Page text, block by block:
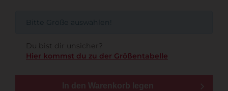
Bitte Größe auswählen!
Du bist dir unsicher?
Hier kommst du zu der Größentabelle
In den Warenkorb legen